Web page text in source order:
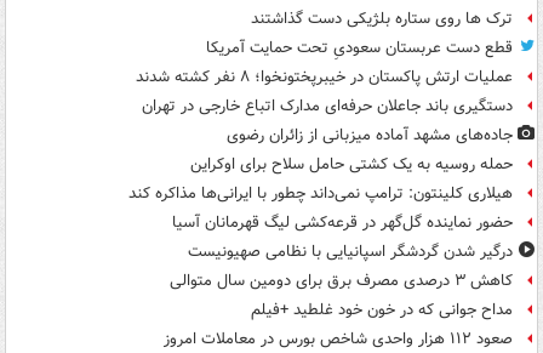
ترک ها روی ستاره بلژیکی دست گذاشتند
قطع دست عربستان سعودیِ تحت حمایت آمریکا
عملیات ارتش پاکستان در خیبرپختونخوا؛ ۸ نفر کشته شدند
دستگیری باند جاعلان حرفه‌ای مدارک اتباع خارجی در تهران
جاده‌های مشهد آماده میزبانی از زائران رضوی
حمله روسیه به یک کشتی حامل سلاح برای اوکراین
هیلاری کلینتون: ترامپ نمی‌داند چطور با ایرانی‌ها مذاکره کند
حضور نماینده گل‌گهر در قرعه‌کشی لیگ قهرمانان آسیا
درگیر شدن گردشگر اسپانیایی با نظامی صهیونیست
کاهش ۳ درصدی مصرف برق برای دومین سال متوالی
مداح جوانی که در خون خود غلطید +فیلم
صعود ۱۱۲ هزار واحدی شاخص بورس در معاملات امروز